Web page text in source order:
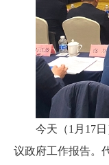
今天（1月17
议政府工作报告。